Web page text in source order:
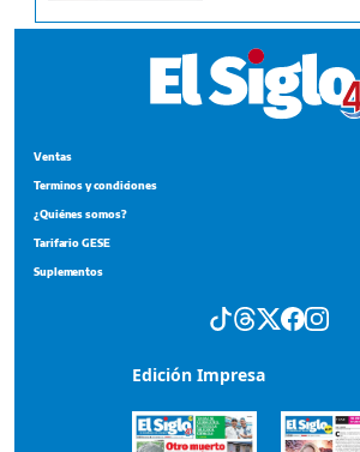
Ventas
Terminos y condiciones
¿Quiénes somos?
Tarifario GESE
Suplementos
Edición Impresa